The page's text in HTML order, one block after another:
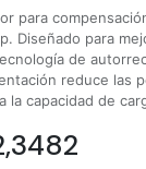
para
Diseñado para
de
reduce las
la capacidad de